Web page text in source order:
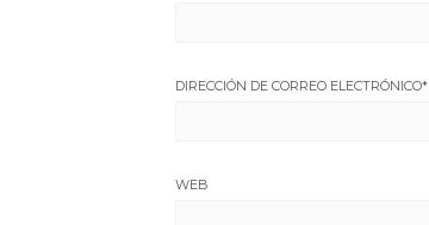
DIRECCIÓN DE CORREO ELECTRÓNICO*
WEB